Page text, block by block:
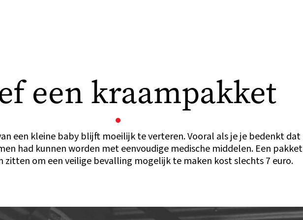
een kraampakket
een kleine baby blijft moeilijk te verteren. Vooral als je je bedenkt dat
had kunnen worden met eenvoudige medische middelen. Een pakket
zitten om een veilige bevalling mogelijk te maken kost slechts 7 euro.